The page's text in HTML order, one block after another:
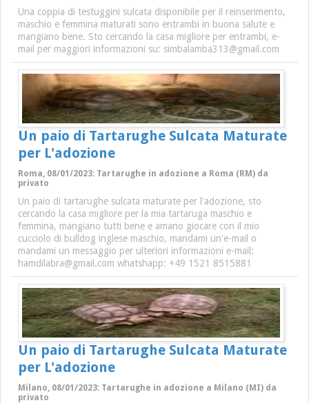
Una coppia di testuggini sulcata disponibile per il reinserimento,
maschio e femmina maturati sono entrambi in buona salute e
mangiano bene. Sto cercando la casa migliore per entrambi, e-
mail per maggiori informazioni su: simbalamba313@gmail.com
Un paio di Tartarughe Sulcata Maturate
per L'adozione
Roma, 08/01/2023: Tartarughe in adozione a Roma (RM) da
privato
Un paio di tartarughe sulcata maturate per l'adozione, sto
cercando la casa migliore per la mia tartaruga maschio e
femmina, mangiano tutti bene e amano giocare con il mio
cucciolo di bulldog inglese maschio, mandami un'e-mail o
mandami un messaggio per ulteriori informazioni e-mail:
hamdilabra@gmail.com whatshapp: +49 1521 8515881
Un paio di Tartarughe Sulcata Maturate
per L'adozione
Milano, 08/01/2023: Tartarughe in adozione a Milano (MI) da
privato